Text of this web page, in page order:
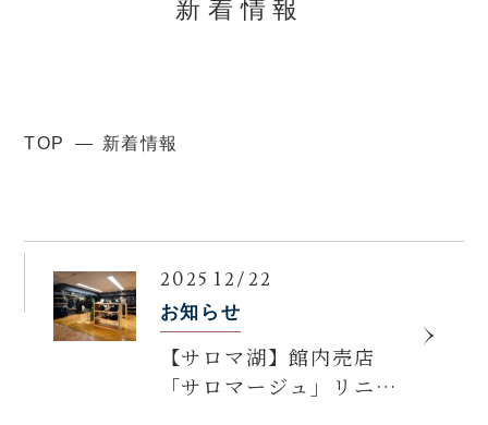
新着情報
TOP 新着情報
2025 12/22
お知らせ
【サロマ湖】館内売店
「サロマージュ」リニュ